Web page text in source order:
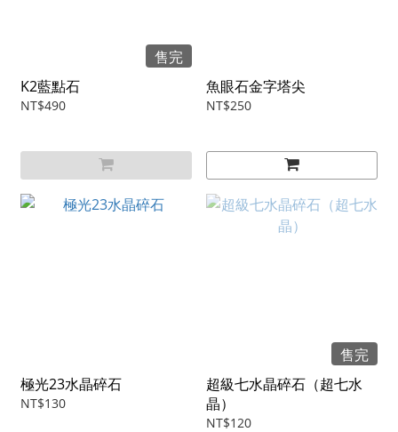
售完
K2藍點石
NT$490
魚眼石金字塔尖
NT$250
極光23水晶碎石
NT$130
售完
超級七水晶碎石（超七水
晶）
NT$120